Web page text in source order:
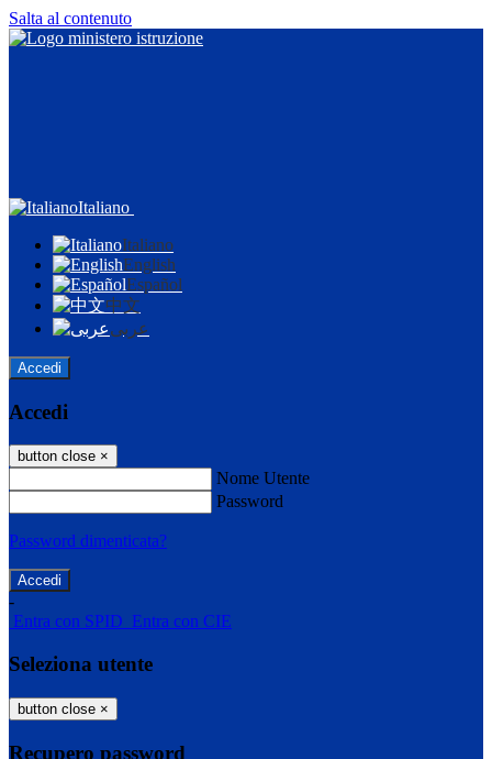
Salta al contenuto
Italiano
Italiano
English
Español
中文
عربى
Accedi
Accedi
button close ×
Nome Utente
Password
Password dimenticata?
-
Entra con SPID Entra con CIE
Seleziona utente
button close ×
Recupero password